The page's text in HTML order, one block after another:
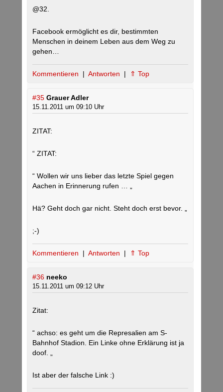
@32.
Facebook ermöglicht es dir, bestimmten
Menschen in deinem Leben aus dem Weg zu
gehen…
Kommentieren | Antworten | ⇑ Top
#35 Grauer Adler
15.11.2011 um 09:10 Uhr
ZITAT:
“ ZITAT:
“ Wollen wir uns lieber das letzte Spiel gegen
Aachen in Erinnerung rufen … „
Hä? Geht doch gar nicht. Steht doch erst bevor. „
;-)
Kommentieren | Antworten | ⇑ Top
#36 neeko
15.11.2011 um 09:12 Uhr
Zitat:
“ achso: es geht um die Represalien am S-
Bahnhof Stadion. Ein Linke ohne Erklärung ist ja
doof. „
Ist aber der falsche Link :)